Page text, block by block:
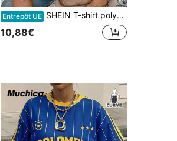
Entrepôt UE SHEIN T-shirt polyvalent et tout-aller pour femmes, col en V, manches courtes, ourlet arqué, taille grande
10,88€